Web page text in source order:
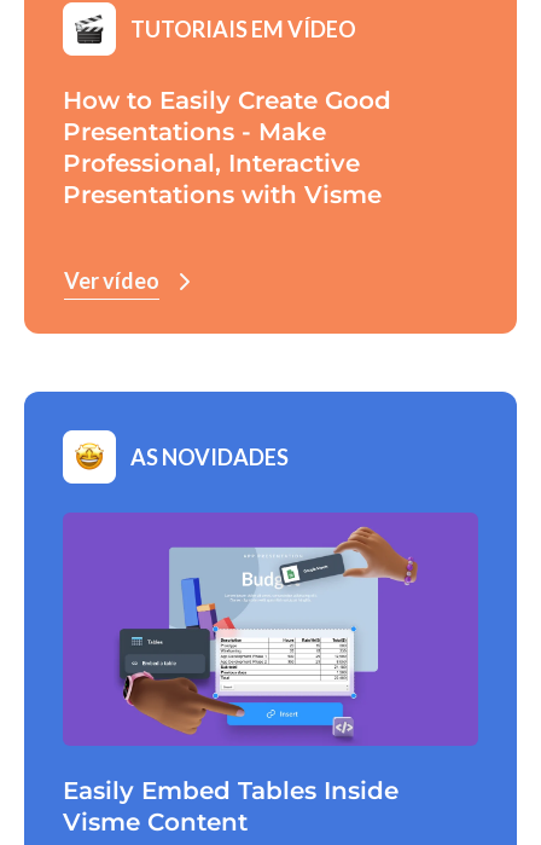
TUTORIAIS EM VÍDEO
How to Easily Create Good
Presentations - Make
Professional, Interactive
Presentations with Visme
Ver vídeo
AS NOVIDADES
Easily Embed Tables Inside
Visme Content